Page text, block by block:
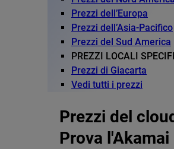
Prezzi dell’Europa
Prezzi dell’Asia-Pacifico
Prezzi del Sud America
PREZZI LOCALI
Prezzi di Giacarta
Vedi tutti i prezzi
Prezzi del
Prova